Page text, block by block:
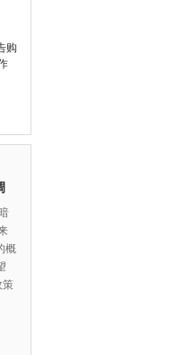
购
概
策